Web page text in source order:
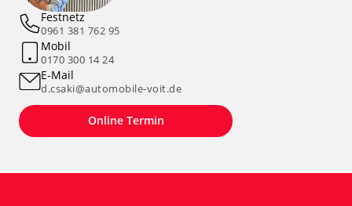
Festnetz
0961 381 762 95
Mobil
0170 300 14 24
E-Mail
d.csaki@automobile-voit.de
Online Termin